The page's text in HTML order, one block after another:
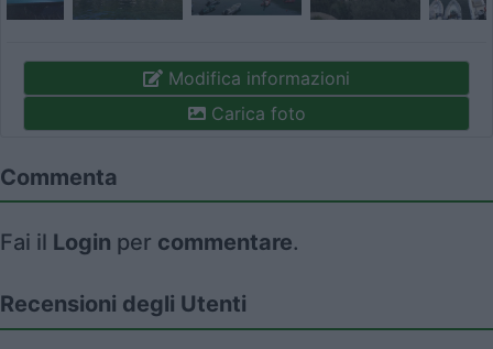
Modifica informazioni
Carica foto
Commenta
Fai il Login per commentare.
Recensioni degli Utenti